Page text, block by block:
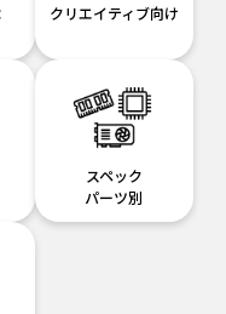
クリエイティブ向け
スペック
パーツ別